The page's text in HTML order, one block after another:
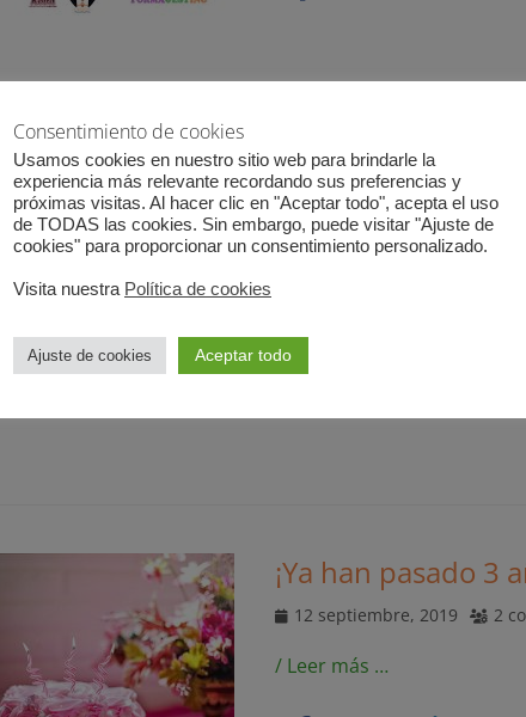
Formagesting
Publicado
el
12 septiembre, 2021 2
Celebramos nuestro
septiembre del 2016. Una
gestión de Fundae para
¡Ya han pasado 3
Publicado
12 septiembre, 2019 2
/ Leer más …
Consentimiento de cookies
Usamos cookies en nuestro sitio web para brindarle la
experiencia más relevante recordando sus preferencias y
próximas visitas. Al hacer clic en "Aceptar todo", acepta el uso
de TODAS las cookies. Sin embargo, puede visitar "Ajuste de
cookies" para proporcionar un consentimiento personalizado.
Visita nuestra Política de cookies
Ajuste de cookies Aceptar todo